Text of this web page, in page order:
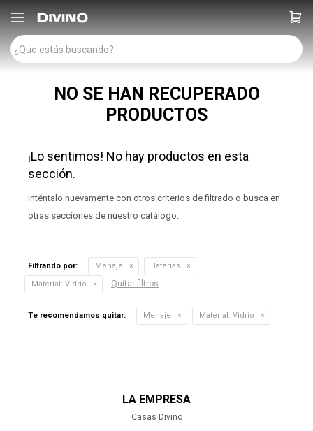

NO SE HAN RECUPERADO
PRODUCTOS
¡Lo sentimos! No hay productos en esta
sección.
Inténtalo nuevamente con otros criterios de filtrado o busca en
otras secciones de nuestro catálogo.
Filtrando por: Menaje
Baterias
Material: Vidrio Quitar filtros
Te recomendamos quitar: Menaje Material: Vidrio
LA EMPRESA
Casas Divino